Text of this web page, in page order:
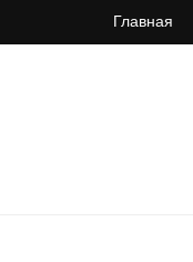
Главная